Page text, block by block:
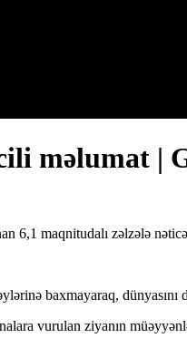
məlumat |
6,1 maqnitudalı zəlzələ
baxmayaraq,
vurulan ziyanın